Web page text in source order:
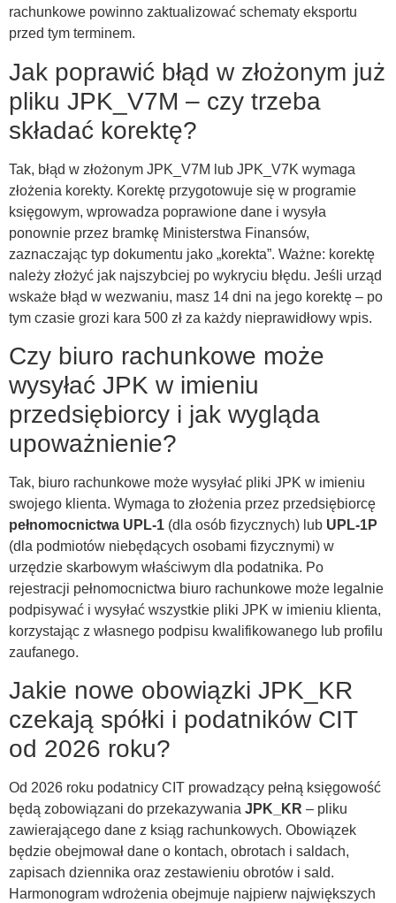
rachunkowe powinno zaktualizować schematy eksportu
przed tym terminem.
Jak poprawić błąd w złożonym już
pliku JPK_V7M – czy trzeba
składać korektę?
Tak, błąd w złożonym JPK_V7M lub JPK_V7K wymaga
złożenia korekty. Korektę przygotowuje się w programie
księgowym, wprowadza poprawione dane i wysyła
ponownie przez bramkę Ministerstwa Finansów,
zaznaczając typ dokumentu jako „korekta”. Ważne: korektę
należy złożyć jak najszybciej po wykryciu błędu. Jeśli urząd
wskaże błąd w wezwaniu, masz 14 dni na jego korektę – po
tym czasie grozi kara 500 zł za każdy nieprawidłowy wpis.
Czy biuro rachunkowe może
wysyłać JPK w imieniu
przedsiębiorcy i jak wygląda
upoważnienie?
Tak, biuro rachunkowe może wysyłać pliki JPK w imieniu
swojego klienta. Wymaga to złożenia przez przedsiębiorcę
pełnomocnictwa UPL-1 (dla osób fizycznych) lub UPL-1P
(dla podmiotów niebędących osobami fizycznymi) w
urzędzie skarbowym właściwym dla podatnika. Po
rejestracji pełnomocnictwa biuro rachunkowe może legalnie
podpisywać i wysyłać wszystkie pliki JPK w imieniu klienta,
korzystając z własnego podpisu kwalifikowanego lub profilu
zaufanego.
Jakie nowe obowiązki JPK_KR
czekają spółki i podatników CIT
od 2026 roku?
Od 2026 roku podatnicy CIT prowadzący pełną księgowość
będą zobowiązani do przekazywania JPK_KR – pliku
zawierającego dane z ksiąg rachunkowych. Obowiązek
będzie obejmował dane o kontach, obrotach i saldach,
zapisach dziennika oraz zestawieniu obrotów i sald.
Harmonogram wdrożenia obejmuje najpierw największych